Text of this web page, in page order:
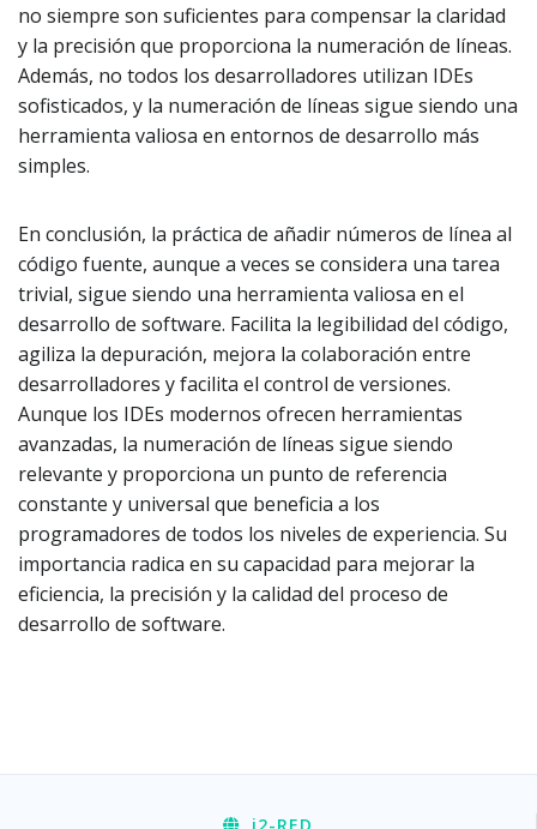
no siempre son suficientes para compensar la claridad
y la precisión que proporciona la numeración de líneas.
Además, no todos los desarrolladores utilizan IDEs
sofisticados, y la numeración de líneas sigue siendo una
herramienta valiosa en entornos de desarrollo más
simples.
En conclusión, la práctica de añadir números de línea al
código fuente, aunque a veces se considera una tarea
trivial, sigue siendo una herramienta valiosa en el
desarrollo de software. Facilita la legibilidad del código,
agiliza la depuración, mejora la colaboración entre
desarrolladores y facilita el control de versiones.
Aunque los IDEs modernos ofrecen herramientas
avanzadas, la numeración de líneas sigue siendo
relevante y proporciona un punto de referencia
constante y universal que beneficia a los
programadores de todos los niveles de experiencia. Su
importancia radica en su capacidad para mejorar la
eficiencia, la precisión y la calidad del proceso de
desarrollo de software.